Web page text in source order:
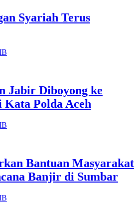
Syariah Terus
Jabir Diboyong ke
Polda Aceh
Bantuan Masyarakat
Banjir di Sumbar